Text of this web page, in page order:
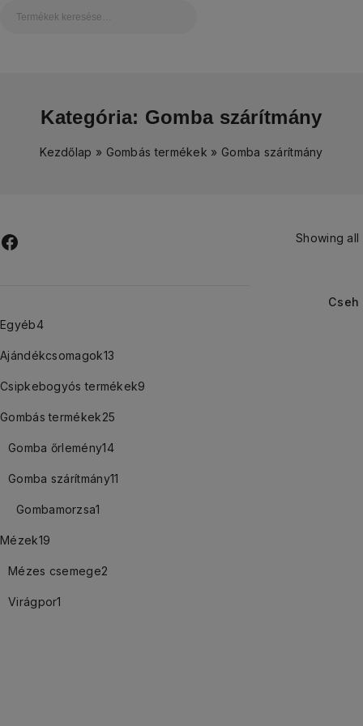
Kategória: Gomba szárítmány
Kezdőlap » Gombás termékek » Gomba szárítmány
Showing all
Egyéb4
Ajándékcsomagok13
Csipkebogyós termékek9
Gombás termékek25
Gomba őrlemény14
Gomba szárítmány11
Gombamorzsa1
Mézek19
Mézes csemege2
Virágpor1